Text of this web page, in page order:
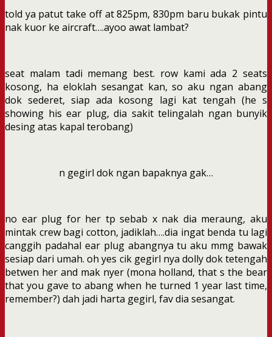
told ya patut take off at 825pm, 830pm baru bukak pintu
nak kuor ke aircraft….ayoo awat lambat?
seat malam tadi memang best. row kami ada 2 seats
kosong, ha eloklah sesangat kan, so aku ngan abang
dok sederet, siap ada kosong lagi kat tengah (he s
showing his ear plug, dia sakit telingalah ngan bunyik
desing atas kapal terobang)
n gegirl dok ngan bapaknya gak…
no ear plug for her tp sebab x nak dia meraung, aku
mintak crew bagi cotton, jadiklah….dia ingat benda tu lagi
canggih padahal ear plug abangnya tu aku mmg bawak
sesiap dari umah. oh yes cik gegirl nya dolly dok tetengah
betwen her and mak nyer (mona holland, that s the bear
that you gave to abang when he turned 1 year last time,
remember?) dah jadi harta gegirl, fav dia sesangat.